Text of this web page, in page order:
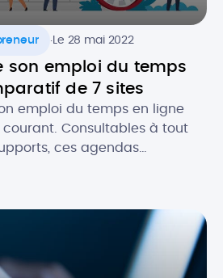
.Le 28 mai 2022
son emploi du temps
de 7 sites
emploi du temps en ligne
Consultables à tout
ces agendas
quels sont les atouts de
? Quels logiciels utiliser pour